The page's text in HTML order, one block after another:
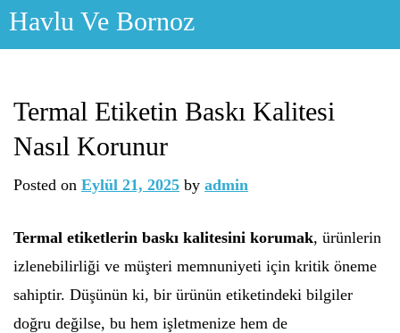
Skip
Havlu Ve Bornoz
Termal Etiketin Baskı Kalitesi
Nasıl Korunur
Posted on Eylül 21, 2025 by admin
Termal etiketlerin baskı kalitesini korumak, ürünlerin
izlenebilirliği ve müşteri memnuniyeti için kritik öneme
sahiptir. Düşünün ki, bir ürünün etiketindeki bilgiler
doğru değilse, bu hem işletmenize hem de